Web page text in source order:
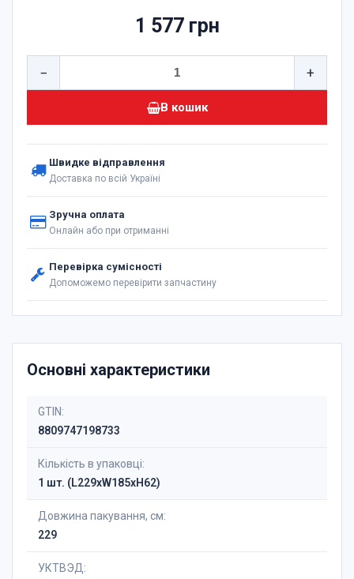
1 577 грн
− +
В кошик
Швидке відправлення
Доставка по всій Україні
Зручна оплата
Онлайн або при отриманні
Перевірка сумісності
Допоможемо перевірити запчастину
Основні характеристики
GTIN:
8809747198733
Кількість в упаковці:
1 шт. (L229xW185xH62)
Довжина пакування, см:
229
УКТВЭД: